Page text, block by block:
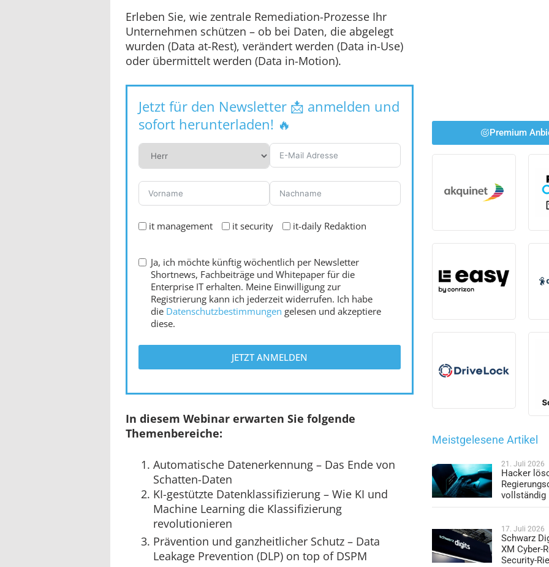
Erleben Sie, wie zentrale Remediation-Prozesse Ihr
Unternehmen schützen – ob bei Daten, die abgelegt
wurden (Data at-Rest), verändert werden (Data in-Use)
oder übermittelt werden (Data in-Motion).
Jetzt für den Newsletter 📩 anmelden und
sofort herunterladen! 🔥
it management it security it-daily Redaktion
Ja, ich möchte künftig wöchentlich per Newsletter
Shortnews, Fachbeiträge und Whitepaper für die
Enterprise IT erhalten. Meine Einwilligung zur
Registrierung kann ich jederzeit widerrufen. Ich habe
die Datenschutzbestimmungen gelesen und akzeptiere
diese.
JETZT ANMELDEN
In diesem Webinar erwarten Sie folgende
Themenbereiche:
Automatische Datenerkennung – Das Ende von
Schatten-Daten
KI-gestützte Datenklassifizierung – Wie KI und
Machine Learning die Klassifizierung
revolutionieren
Prävention und ganzheitlicher Schutz – Data
Leakage Prevention (DLP) on top of DSPM
Premium
Meistgelesene Artikel
21. Juli 2026
Hacker
vollständig
17. Juli 2026
Schwarz
XM Cyber-
Security-